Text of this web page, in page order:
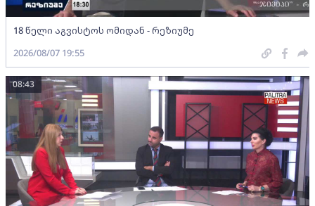
18 წელი აგვისტოს ომიდან - რეზიუმე
2026/08/07 19:55
08:43